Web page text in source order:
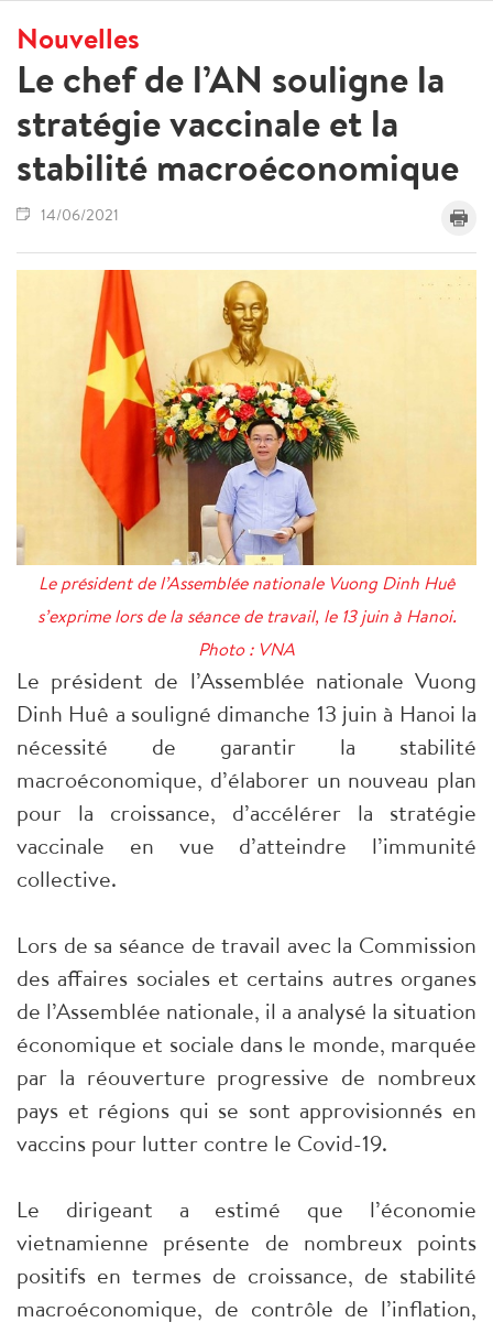
Nouvelles
Le chef de l’AN souligne la
stratégie vaccinale et la
stabilité macroéconomique
14/06/2021
Le président de l’Assemblée nationale Vuong Dinh Huê
s’exprime lors de la séance de travail, le 13 juin à Hanoi.
Photo : VNA
Le président de l’Assemblée nationale Vuong
Dinh Huê a souligné dimanche 13 juin à Hanoi la
nécessité de garantir la stabilité
macroéconomique, d’élaborer un nouveau plan
pour la croissance, d’accélérer la stratégie
vaccinale en vue d’atteindre l’immunité
collective.
Lors de sa séance de travail avec la Commission
des affaires sociales et certains autres organes
de l’Assemblée nationale, il a analysé la situation
économique et sociale dans le monde, marquée
par la réouverture progressive de nombreux
pays et régions qui se sont approvisionnés en
vaccins pour lutter contre le Covid-19.
Le dirigeant a estimé que l’économie
vietnamienne présente de nombreux points
positifs en termes de croissance, de stabilité
macroéconomique, de contrôle de l’inflation,